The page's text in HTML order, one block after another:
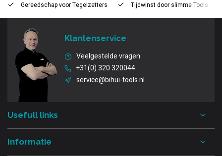
Gereedschap voorTegelzetters Tijdwinst door slimme Tools
Klantenservice
Veelgestelde vragen
+31(0) 320 320044
service@bihui-tools.nl
Usefull links
Informatie